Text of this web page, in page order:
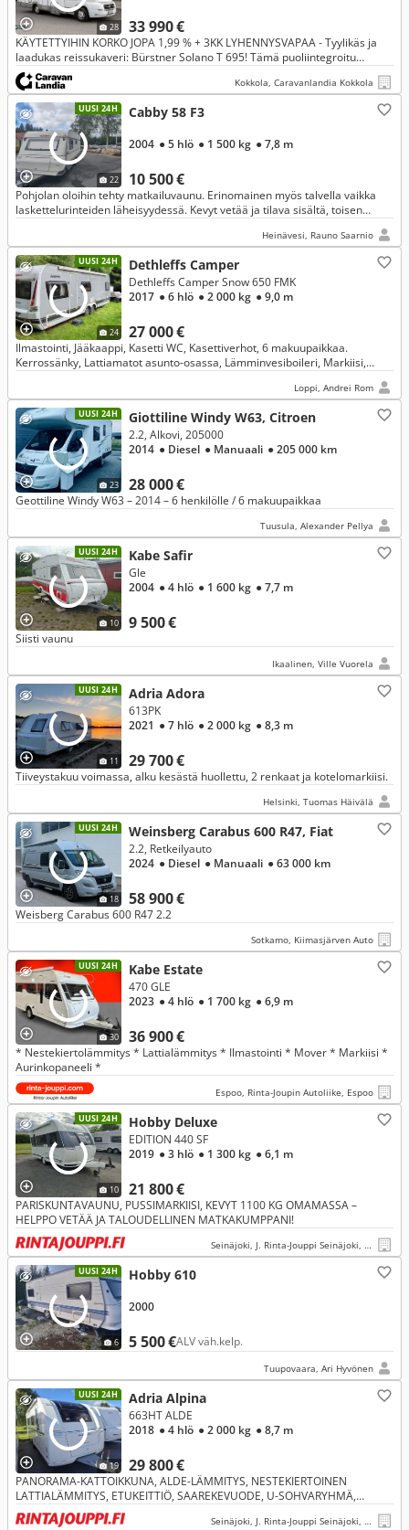
28 33 990 €
KÄYTETTYIHIN KORKO JOPA 1,99 % + 3KK LYHENNYSVAPAA - Tyylikäs ja
laadukas reissukaveri: Bürstner Solano T 695! Tämä puoliintegroitu
tarjoaa erinomaiset puitteet ja mukavat tilat vaivattomaan matkantek
Kokkola, Caravanlandia Kokkola
UUSI 24H
22
Cabby 58 F3
10 500 €
2004 ● 5 hlö ● 1 500 kg ● 7,8 m
Pohjolan oloihin tehty matkailuvaunu. Erinomainen myös talvella vaikka
laskettelurinteiden läheisyydessä. Kevyt vetää ja tilava sisältä, toisen
Heinävesi, Rauno Saarnio
UUSI 24H
24
Dethleffs Camper
27 000 €
Dethleffs Camper Snow 650 FMK
2017 ● 6 hlö ● 2 000 kg ● 9,0 m
Ilmastointi, Jääkaappi, Kasetti WC, Kasettiverhot, 6 makuupaikkaa.
Kerrossänky, Lattiamatot asunto-osassa, Lämminvesiboileri, Markiisi,
Loppi, Andrei Rom
UUSI 24H
23
Giottiline Windy W63, Citroen
28 000 €
2.2, Alkovi, 205000
2014 ● Diesel ● Manuaali ● 205 000 km
Geottiline Windy W63 – 2014 – 6 henkilölle / 6 makuupaikkaa
Tuusula, Alexander Pellya
UUSI 24H
10
Kabe Safir
9 500 €
Gle
2004 ● 4 hlö ● 1 600 kg ● 7,7 m
Siisti vaunu
Ikaalinen, Ville Vuorela
UUSI 24H
11
Adria Adora
29 700 €
613PK
2021 ● 7 hlö ● 2 000 kg ● 8,3 m
Tiiveystakuu voimassa, alku kesästä huollettu, 2 renkaat ja kotelomarkiisi.
Helsinki, Tuomas Häivälä
UUSI 24H
18
Weinsberg Carabus 600 R47, Fiat
58 900 €
2.2, Retkeilyauto
2024 ● Diesel ● Manuaali ● 63 000 km
Weisberg Carabus 600 R47 2.2
Sotkamo, Kiimasjärven Auto
UUSI 24H
30
Kabe Estate
36 900 €
470 GLE
2023 ● 4 hlö ● 1 700 kg ● 6,9 m
* Nestekiertolämmitys * Lattialämmitys * Ilmastointi * Mover * Markiisi *
Aurinkopaneeli *
Espoo, Rinta-Joupin Autoliike, Espoo
UUSI 24H
10
Hobby Deluxe
21 800 €
EDITION 440 SF
2019 ● 3 hlö ● 1 300 kg ● 6,1 m
PARISKUNTAVAUNU, PUSSIMARKIISI, KEVYT 1100 KG OMAMASSA –
HELPPO VETÄÄ JA TALOUDELLINEN MATKAKUMPPANI!
Seinäjoki, J. Rinta-Jouppi Seinäjoki, Herralankatu
UUSI 24H
6
Hobby 610
5 500 €ALV väh.kelp.
2000
Tuupovaara, Ari Hyvönen
UUSI 24H
19
Adria Alpina
29 800 €
663HT ALDE
2018 ● 4 hlö ● 2 000 kg ● 8,7 m
PANORAMA-KATTOIKKUNA, ALDE-LÄMMITYS, NESTEKIERTOINEN
LATTIALÄMMITYS, ETUKEITTIÖ, SAAREKEVUODE, U-SOHVARYHMÄ,
KAASU-UUNI, PUSSIMARKIISI
Seinäjoki, J. Rinta-Jouppi Seinäjoki, Herralankatu